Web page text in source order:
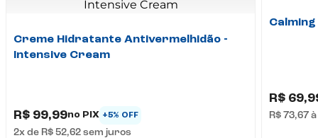
Creme Hidratante Antivermelhidão -
Intensive Cream
R$ 99,99no PIX +5% OFF
2x de R$ 52,62 sem juros
R$
R$ 73,67